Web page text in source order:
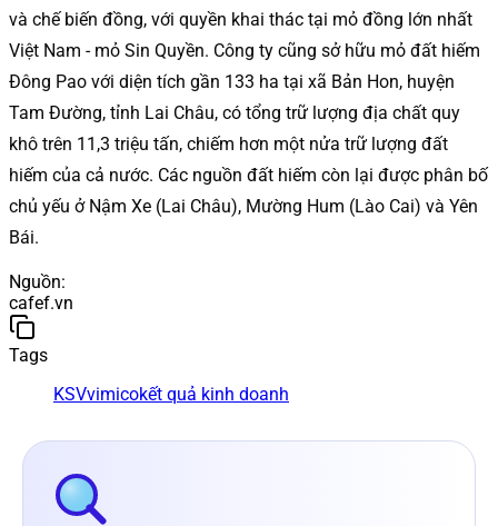
và chế biến đồng, với quyền khai thác tại mỏ đồng lớn nhất
Việt Nam - mỏ Sin Quyền. Công ty cũng sở hữu mỏ đất hiếm
Đông Pao với diện tích gần 133 ha tại xã Bản Hon, huyện
Tam Đường, tỉnh Lai Châu, có tổng trữ lượng địa chất quy
khô trên 11,3 triệu tấn, chiếm hơn một nửa trữ lượng đất
hiếm của cả nước. Các nguồn đất hiếm còn lại được phân bố
chủ yếu ở Nậm Xe (Lai Châu), Mường Hum (Lào Cai) và Yên
Bái.
Nguồn:
cafef.vn
Tags
KSVvimicokết quả kinh doanh